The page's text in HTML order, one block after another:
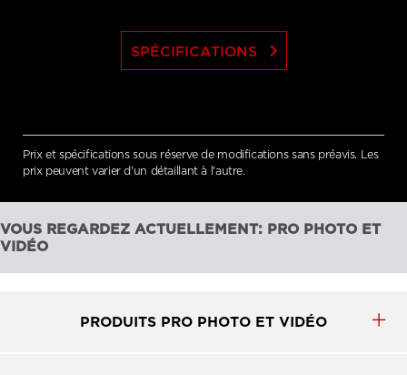
SPÉCIFICATIONS keyboard_arrow_right
Prix et spécifications sous réserve de modifications sans préavis. Les
prix peuvent varier d'un détaillant à l'autre.
VOUS REGARDEZ ACTUELLEMENT: PRO PHOTO ET
VIDÉO
PRODUITS PRO PHOTO ET VIDÉO